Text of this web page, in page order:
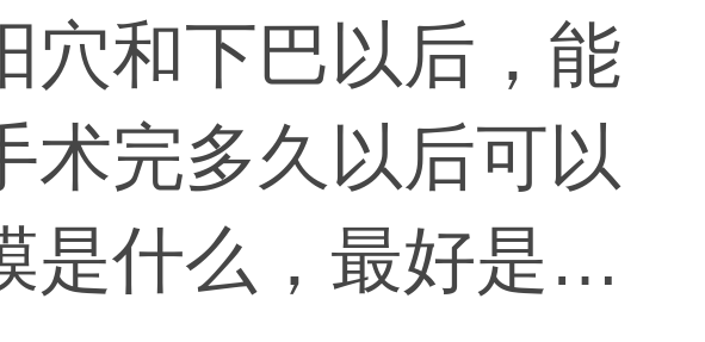
穴和下巴以后，能
术完多久以后可以
是什么，最好是等